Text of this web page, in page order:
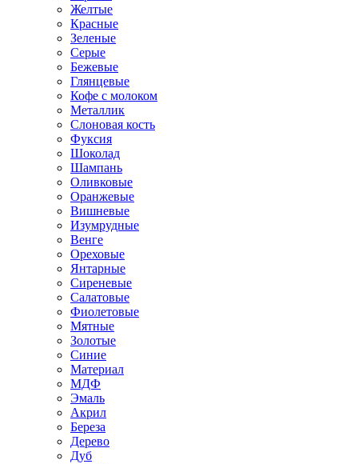
Желтые
Красные
Зеленые
Серые
Бежевые
Глянцевые
Кофе с молоком
Металлик
Слоновая кость
Фуксия
Шоколад
Шампань
Оливковые
Оранжевые
Вишневые
Изумрудные
Венге
Ореховые
Янтарные
Сиреневые
Салатовые
Фиолетовые
Мятные
Золотые
Синие
Материал
МДФ
Эмаль
Акрил
Береза
Дерево
Дуб